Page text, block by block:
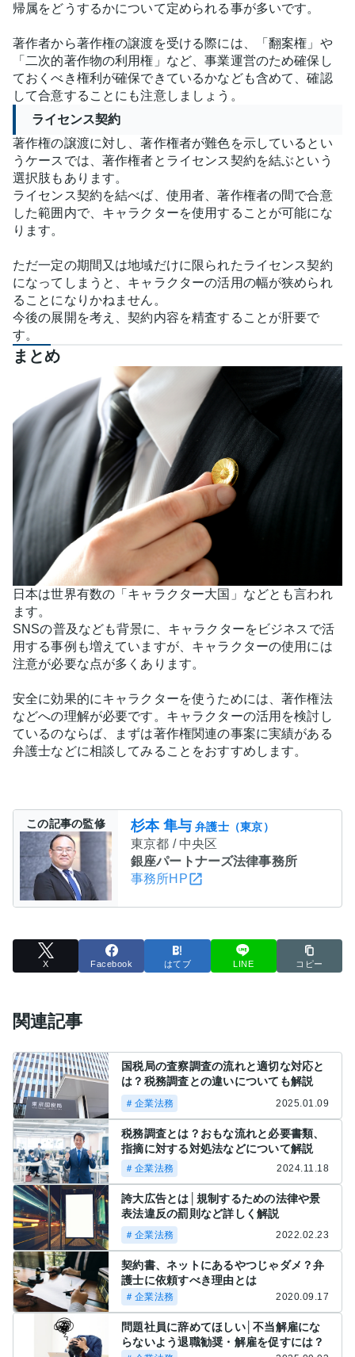
帰属をどうするかについて定められる事が多いです。
著作者から著作権の譲渡を受ける際には、「翻案権」や
「二次的著作物の利用権」など、事業運営のため確保し
ておくべき権利が確保できているかなども含めて、確認
して合意することにも注意しましょう。
ライセンス契約
著作権の譲渡に対し、著作権者が難色を示しているとい
うケースでは、著作権者とライセンス契約を結ぶという
選択肢もあります。
ライセンス契約を結べば、使用者、著作権者の間で合意
した範囲内で、キャラクターを使用することが可能にな
ります。
ただ一定の期間又は地域だけに限られたライセンス契約
になってしまうと、キャラクターの活用の幅が狭められ
ることになりかねません。
今後の展開を考え、契約内容を精査することが肝要で
す。
まとめ
日本は世界有数の「キャラクター大国」などとも言われ
ます。
SNSの普及なども背景に、キャラクターをビジネスで活
用する事例も増えていますが、キャラクターの使用には
注意が必要な点が多くあります。
安全に効果的にキャラクターを使うためには、著作権法
などへの理解が必要です。キャラクターの活用を検討し
ているのならば、まずは著作権関連の事案に実績がある
弁護士などに相談してみることをおすすめします。
この記事の監修 杉本 隼与 弁護士（東京）
東京都 / 中央区
銀座パートナーズ法律事務所
事務所HP
X Facebook はてブ LINE コピー
関連記事
国税局の査察調査の流れと適切な対応と
は？税務調査との違いについても解説
＃企業法務 2025.01.09
税務調査とは？おもな流れと必要書類、
指摘に対する対処法などについて解説
＃企業法務 2024.11.18
誇大広告とは│規制するための法律や景
表法違反の罰則など詳しく解説
＃企業法務 2022.02.23
契約書、ネットにあるやつじゃダメ？弁
護士に依頼すべき理由とは
＃企業法務 2020.09.17
問題社員に辞めてほしい│不当解雇にな
らないよう退職勧奨・解雇を促すには？